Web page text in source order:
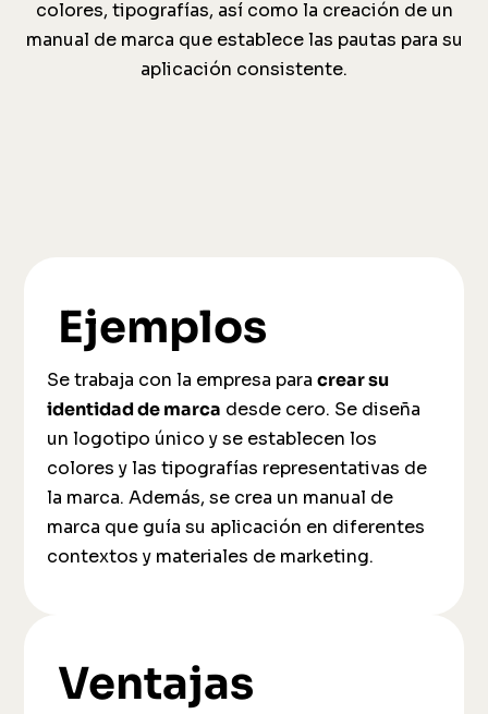
colores, tipografías, así como la creación de un
manual de marca que establece las pautas para su
aplicación consistente.
Ejemplos
Se trabaja con la empresa para crear su
identidad de marca desde cero. Se diseña
un logotipo único y se establecen los
colores y las tipografías representativas de
la marca. Además, se crea un manual de
marca que guía su aplicación en diferentes
contextos y materiales de marketing.
Ventajas